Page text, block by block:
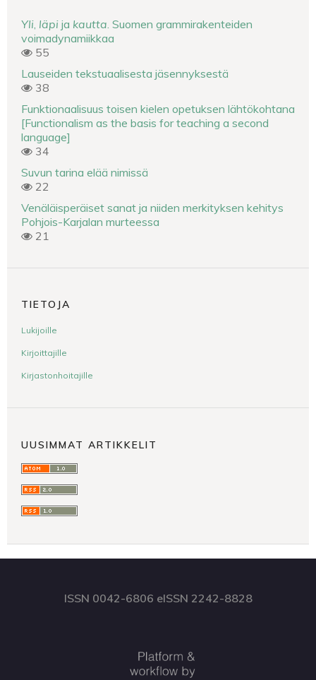
Yli läpi ja kautta . Suomen grammirakenteiden
voimadynamiikkaa
55
Lauseiden tekstuaalisesta jäsennyksestä
38
Funktionaalisuus toisen kielen opetuksen lähtökohtana
[Functionalism as the basis for teaching a second
language]
34
Suvun tarina elää nimissä
22
Venäläisperäiset sanat ja niiden merkityksen kehitys
Pohjois-Karjalan murteessa
21
TIETOJA
Lukijoille
Kirjoittajille
Kirjastonhoitajille
UUSIMMAT ARTIKKELIT
ISSN 0042-6806 eISSN 2242-8828